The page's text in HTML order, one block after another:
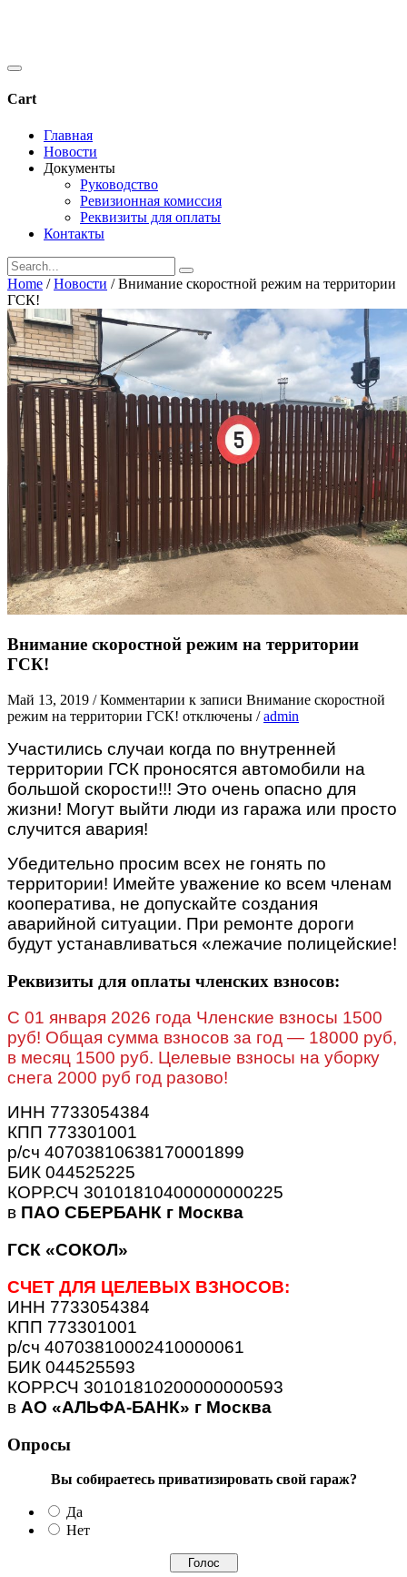
Cart
Главная
Новости
Документы
Руководство
Ревизионная комиссия
Реквизиты для оплаты
Контакты
Home / Новости / Внимание скоростной режим на территории
ГСК!
Внимание скоростной режим на территории
ГСК!
Май 13, 2019 /Комментарии к записи Внимание скоростной
режим на территории ГСК! отключены /admin
Участились случаи когда по внутренней
территории ГСК проносятся автомобили на
большой скорости!!! Это очень опасно для
жизни! Могут выйти люди из гаража или просто
случится авария!
Убедительно просим всех не гонять по
территории! Имейте уважение ко всем членам
кооператива, не допускайте создания
аварийной ситуации. При ремонте дороги
будут устанавливаться «лежачие полицейские!
Реквизиты для оплаты членских взносов:
C 01 января 2026 года Членские взносы 1500
руб! Общая сумма взносов за год — 18000 руб,
в месяц 1500 руб. Целевые взносы на уборку
снега 2000 руб год разово!
ИНН 7733054384
КПП 773301001
р/сч 40703810638170001899
БИК 044525225
КОРР.СЧ 30101810400000000225
в ПАО СБЕРБАНК г Москва
ГСК «СОКОЛ»
СЧЕТ ДЛЯ ЦЕЛЕВЫХ ВЗНОСОВ:
ИНН 7733054384
КПП 773301001
р/сч 40703810002410000061
БИК 044525593
КОРР.СЧ 30101810200000000593
в АО «АЛЬФА-БАНК» г Москва
Опросы
Вы собираетесь приватизировать свой гараж?
Да
Нет